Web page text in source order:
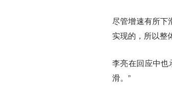
尽管增速有所下
实现的，所以整
李亮在回应中也
滑。”